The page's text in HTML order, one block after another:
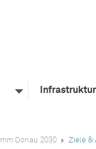
Infrastruktur
Donau 2030 Ziele &